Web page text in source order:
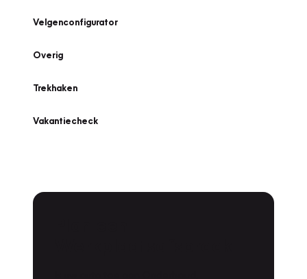
Velgenconfigurator
Overig
Trekhaken
Vakantiecheck